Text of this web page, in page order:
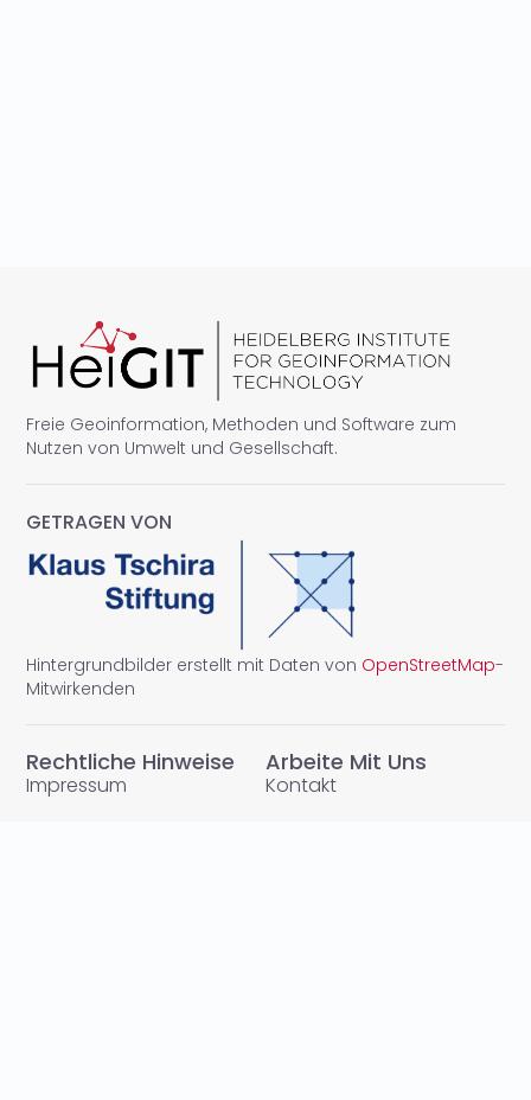
Freie Geoinformation, Methoden und Software zum
Nutzen von Umwelt und Gesellschaft.
Rechtliche Hinweise
Impressum
Arbeite Mit Uns
Kontakt
GETRAGEN VON
Hintergrundbilder erstellt mit Daten von OpenStreetMap-
Mitwirkenden